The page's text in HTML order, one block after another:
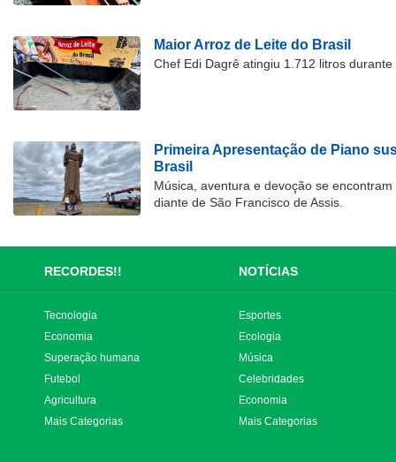
Maior Arroz de Leite do Brasil
Chef Edi Dagrê atingiu 1.712 litros
Primeira Apresentação de Piano
Brasil
Música, aventura e devoção se
diante de São Francisco de Assis.
RECORDES!! NOTÍCIAS
Tecnologia
Economia
Superação humana
Futebol
Agricultura
Mais Categorias
Esportes
Ecologia
Música
Celebridades
Economia
Mais Categorias